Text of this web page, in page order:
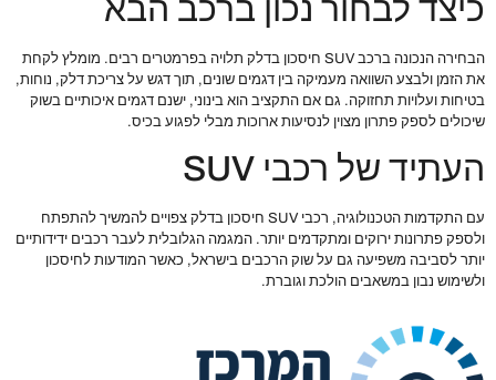
כיצד לבחור נכון ברכב הבא
הבחירה הנכונה ברכב SUV חיסכון בדלק תלויה בפרמטרים רבים. מומלץ לקחת
את הזמן ולבצע השוואה מעמיקה בין דגמים שונים, תוך דגש על צריכת דלק, נוחות,
בטיחות ועלויות תחזוקה. גם אם התקציב הוא בינוני, ישנם דגמים איכותיים בשוק
שיכולים לספק פתרון מצוין לנסיעות ארוכות מבלי לפגוע בכיס.
העתיד של רכבי SUV
עם התקדמות הטכנולוגיה, רכבי SUV חיסכון בדלק צפויים להמשיך להתפתח
ולספק פתרונות ירוקים ומתקדמים יותר. המגמה הגלובלית לעבר רכבים ידידותיים
יותר לסביבה משפיעה גם על שוק הרכבים בישראל, כאשר המודעות לחיסכון
ולשימוש נבון במשאבים הולכת וגוברת.